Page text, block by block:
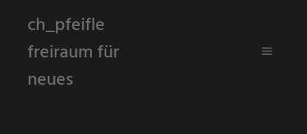
ch_pfeifle
freiraum für
neues